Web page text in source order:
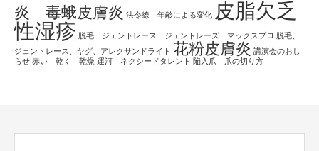
炎 毒蛾皮膚炎 法令線 年齢による変化
皮脂欠乏
性湿疹 脱毛 ジェントレース ジェントレーズ マックスプロ
脱毛、
ジェントレース、ヤグ、アレクサンドライト 花粉皮膚炎 講演会のおし
らせ 赤い 乾く 乾燥 運河 ネクシードタレント 陥入爪 爪の切り方